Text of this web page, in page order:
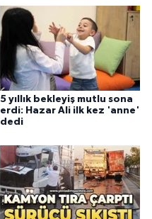
5 yıllık bekleyiş mutlu sona
erdi: Hazar Ali ilk kez 'anne'
dedi